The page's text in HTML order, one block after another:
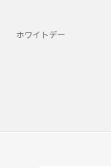
ホワイトデー